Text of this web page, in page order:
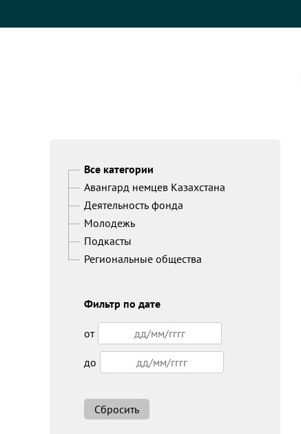
Все категории
Авангард немцев Казахстана
Деятельность фонда
Молодежь
Подкасты
Региональные общества
Фильтр по дате
от
до
Сбросить